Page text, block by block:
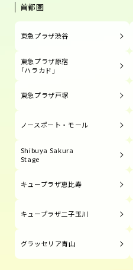
首都圏
東急プラザ渋谷
東急プラザ原宿
「ハラカド」
東急プラザ戸塚
ノースポート・モール
Shibuya Sakura
Stage
キュープラザ恵比寿
キュープラザ二子玉川
グラッセリア青山